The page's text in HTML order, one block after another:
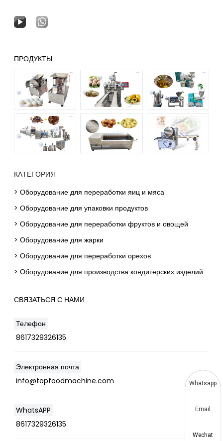
ПРОДУКТЫ
КАТЕГОРИЯ
> Оборудование для переработки яиц и мяса
> Оборудование для упаковки продуктов
> Оборудование для переработки фруктов и овощей
> Оборудование для жарки
> Оборудование для переработки орехов
> Оборудование для производства кондитерских изделий
СВЯЗАТЬСЯ С НАМИ
Телефон
8617329326135
Электронная почта
info@topfoodmachine.com
WhatsAPP
8617329326135
Whatsapp
Email
Wechat